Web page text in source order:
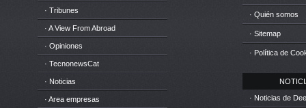
· Tribunes
· A View From Abroad
· Opiniones
· TecnonewsCat
· Noticias
· Area empresas
· Quién somos
· Sitemap
· Política de
· Noticias de